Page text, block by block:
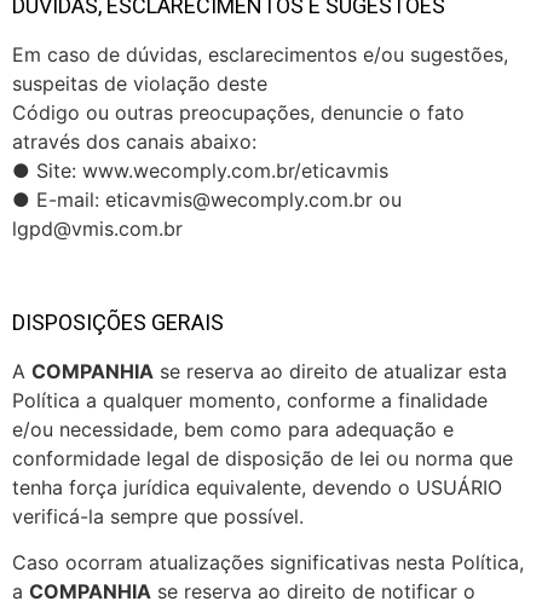
DÚVIDAS, ESCLARECIMENTOS E SUGESTÕES
Em caso de dúvidas, esclarecimentos e/ou sugestões,
suspeitas de violação deste
Código ou outras preocupações, denuncie o fato
através dos canais abaixo:
● Site: www.wecomply.com.br/eticavmis
● E-mail: eticavmis@wecomply.com.br ou
lgpd@vmis.com.br
DISPOSIÇÕES GERAIS
A COMPANHIA se reserva ao direito de atualizar esta
Política a qualquer momento, conforme a finalidade
e/ou necessidade, bem como para adequação e
conformidade legal de disposição de lei ou norma que
tenha força jurídica equivalente, devendo o USUÁRIO
verificá-la sempre que possível.
Caso ocorram atualizações significativas nesta Política,
a COMPANHIA se reserva ao direito de notificar o